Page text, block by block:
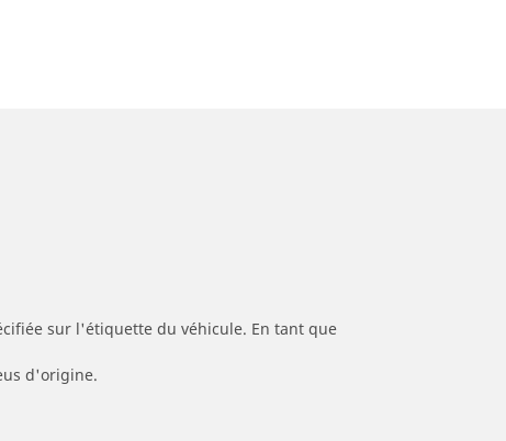
sur l'étiquette du véhicule. En tant que
d'origine.